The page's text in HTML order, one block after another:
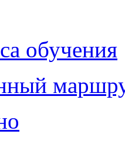
обучения